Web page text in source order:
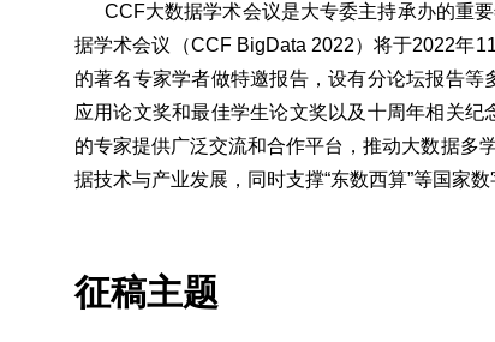
CCF大数据学术会议是大专委主持承办的重
据学术会议（CCF BigData 2022）将于2022年
的著名专家学者做特邀报告，设有分论坛报告
应用论文奖和最佳学生论文奖以及十周年相关
的专家提供广泛交流和合作平台，推动大数据多
据技术与产业发展，同时支撑“东数西算”等国家数
征稿主题